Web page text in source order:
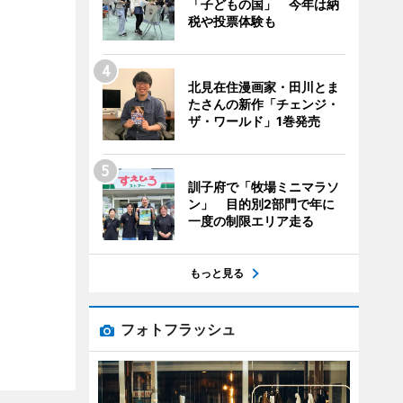
「子どもの国」 今年は納
税や投票体験も
北見在住漫画家・田川とま
たさんの新作「チェンジ・
ザ・ワールド」1巻発売
訓子府で「牧場ミニマラソ
ン」 目的別2部門で年に
一度の制限エリア走る
もっと見る
フォトフラッシュ